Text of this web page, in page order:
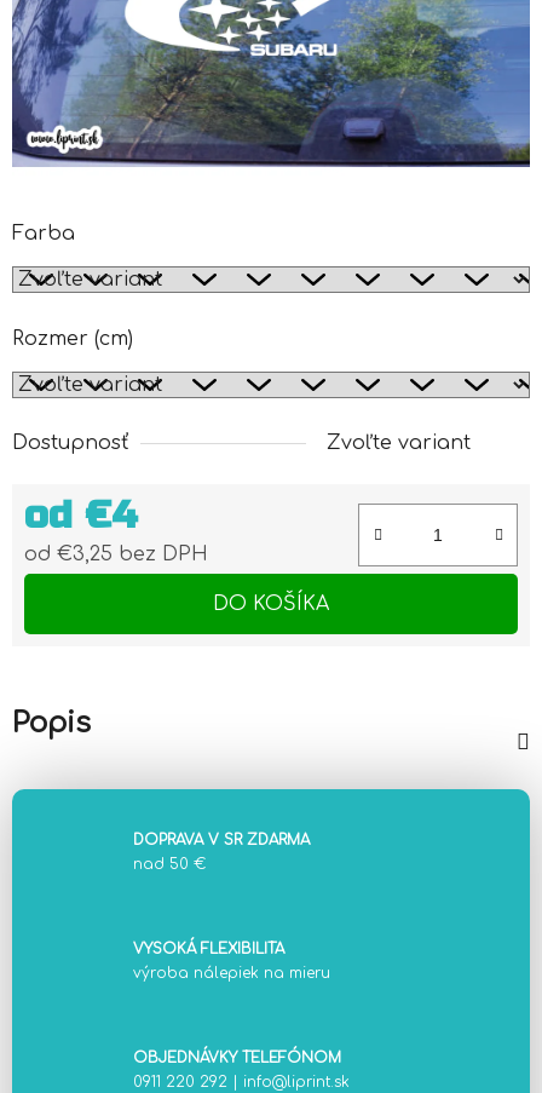
Farba
Rozmer (cm)
Dostupnosť Zvoľte variant
od €4
od €3,25 bez DPH
DO KOŠÍKA
Popis
DOPRAVA V SR ZDARMA
nad 50 €
VYSOKÁ FLEXIBILITA
výroba nálepiek na mieru
OBJEDNÁVKY TELEFÓNOM
0911 220 292
info@liprint.sk